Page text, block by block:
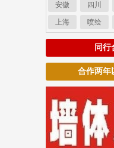
安徽 四川
上海 喷绘
同行
合作两年